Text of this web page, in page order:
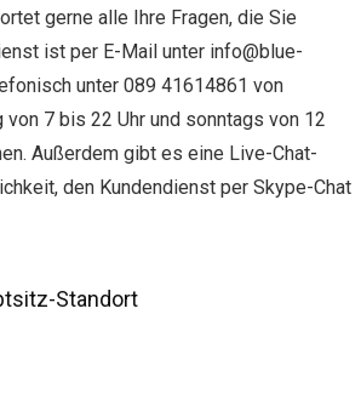
gerne alle Ihre Fragen, die Sie
ist per E-Mail unter info@blue-
unter 089 41614861 von
von 7 bis 22 Uhr und sonntags von 12
Außerdem gibt es eine Live-Chat-
den Kundendienst per Skype-Chat
Standort